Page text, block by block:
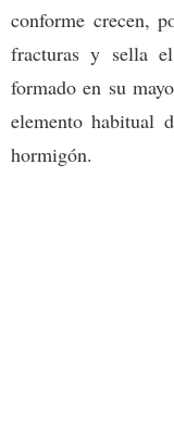
conforme crecen,
fracturas y sella
formado en su
elemento habitual
hormigón.